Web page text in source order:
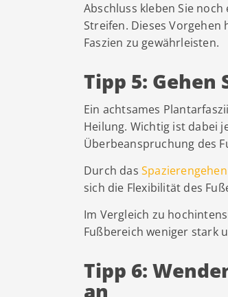
Abschluss kleben Sie
Streifen. Dieses
Faszien zu gewährleisten.
Tipp 5: Gehen
Ein achtsames
Heilung. Wichtig ist dabei
Überbeanspruchung des
Durch das Spazierengehen
sich die Flexibilität des
Im Vergleich zu
Fußbereich weniger stark
Tipp 6:
an